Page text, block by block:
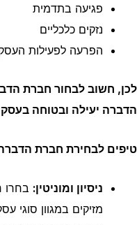
פגיעה בתדמית
נזקים כלכליים
הפרעה לפעילות
לכן, חשוב לבחור חברת
הדברה יעילה ובטוחה
טיפים לבחירת חברת
ניסיון ומוניטין: בחרו
מזיקים במגוון סוגי